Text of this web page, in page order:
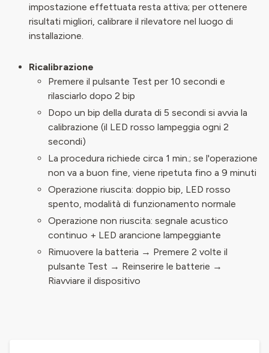
impostazione effettuata resta attiva; per ottenere
risultati migliori, calibrare il rilevatore nel luogo di
installazione.
Ricalibrazione
Premere il pulsante Test per 10 secondi e
rilasciarlo dopo 2 bip
Dopo un bip della durata di 5 secondi si avvia la
calibrazione (il LED rosso lampeggia ogni 2
secondi)
La procedura richiede circa 1 min.; se l'operazione
non va a buon fine, viene ripetuta fino a 9 minuti
Operazione riuscita: doppio bip, LED rosso
spento, modalità di funzionamento normale
Operazione non riuscita: segnale acustico
continuo + LED arancione lampeggiante
Rimuovere la batteria → Premere 2 volte il
pulsante Test → Reinserire le batterie →
Riavviare il dispositivo